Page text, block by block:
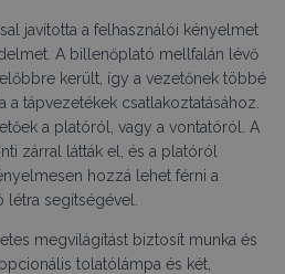
javította a felhasználói kényelmet
A billenőplató mellfalán lévő
került, így a vezetőnek többé
a tápvezetékek csatlakoztatásához.
a platóról, vagy a vontatóról. A
zárral látták el, és a platóról
hozzá lehet férni a
segítségével.
megvilágítást biztosít munka és
tolatólámpa és két,